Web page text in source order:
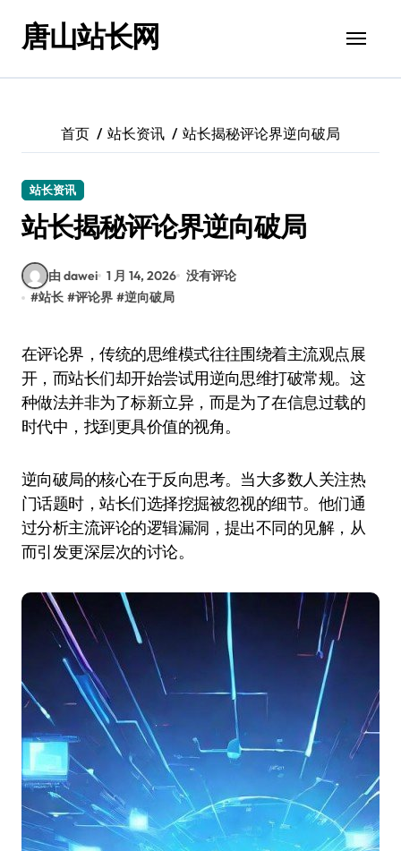
唐山站长网
首页 站长资讯 站长揭秘评论界逆向破局
站长资讯
站长揭秘评论界逆向破局
由 dawei 1 月 14, 2026 没有评论
#站长 #评论界 #逆向破局
在评论界，传统的思维模式往往围绕着主流观点展
开，而站长们却开始尝试用逆向思维打破常规。这
种做法并非为了标新立异，而是为了在信息过载的
时代中，找到更具价值的视角。
逆向破局的核心在于反向思考。当大多数人关注热
门话题时，站长们选择挖掘被忽视的细节。他们通
过分析主流评论的逻辑漏洞，提出不同的见解，从
而引发更深层次的讨论。